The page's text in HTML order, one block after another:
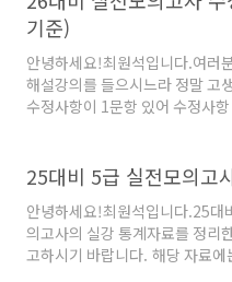
기준)
안녕하세요!최원석입니다.여러
해설강의를 들으시느라 정말 고
수정사항이 1문항 있어 수정사
려드리겠습니다^^그럼 건강 잘
원석 드림.
25대비 5급 실전모의고
안녕하세요!최원석입니다.25대
의고사의 실강 통계자료를 정리
고하시기 바랍니다. 해당 자료